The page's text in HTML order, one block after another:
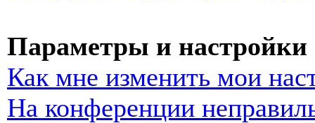
Параметры и настройки
Как мне изменить мои
На конференции